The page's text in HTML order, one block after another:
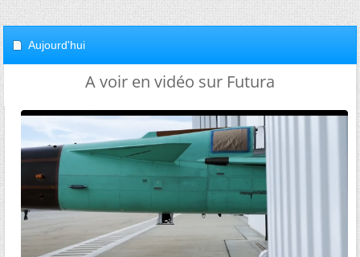
Aujourd'hui
A voir en vidéo sur Futura